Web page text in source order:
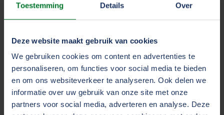
Toestemming Details Over
Deze website maakt gebruik van cookies
We gebruiken cookies om content en advertenties te
personaliseren, om functies voor social media te bieden
en om ons websiteverkeer te analyseren. Ook delen we
informatie over uw gebruik van onze site met onze
partners voor social media, adverteren en analyse. Deze
trekker met een “bekwame’’ chauffeur ingezet
afgerekend. Voor het transport van de lading werd
Conclusie: naar Duits recht is Lohnfuhr geen
transportovereenkomst en daarmee kon de
transportschade door TVM (mede namens
verzekerde) niet op grond van het CMR-verdrag